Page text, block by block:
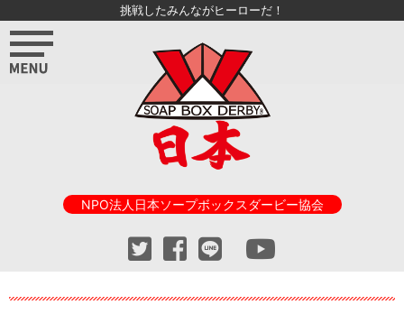
挑戦したみんながヒーローだ！
NPO法人日本ソープボックスダービー協会